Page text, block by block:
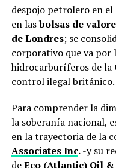
despojo petrolero en
en lasbolsas de
de Londres; se
corporativo que va por
hidrocarburíferos de la
control ilegal británico.
Para comprender la
la soberanía nacional,
en la trayectoria de la
Associates Inc.-y su
deEco (Atlantic) Oil &